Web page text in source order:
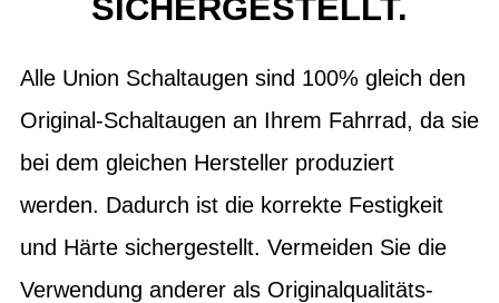
SICHERGESTELLT.
Alle Union Schaltaugen sind 100% gleich den
Original-Schaltaugen an Ihrem Fahrrad, da sie
bei dem gleichen Hersteller produziert
werden. Dadurch ist die korrekte Festigkeit
und Härte sichergestellt. Vermeiden Sie die
Verwendung anderer als Originalqualitäts-